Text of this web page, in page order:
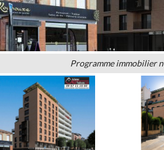
Programme immobilier